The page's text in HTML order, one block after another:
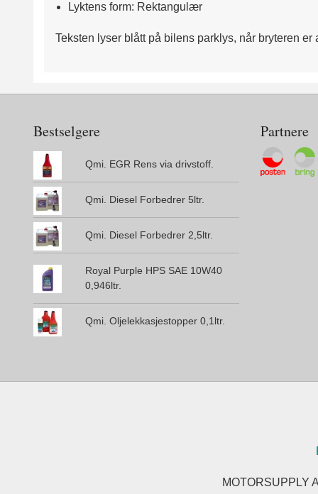
Lyktens form: Rektangulær
Teksten lyser blått på bilens parklys, når bryteren
Bestselgere
Qmi. EGR Rens via drivstoff.
Qmi. Diesel Forbedrer 5ltr.
Qmi. Diesel Forbedrer 2,5ltr.
Royal Purple HPS SAE 10W40
0,946ltr.
Qmi. Oljelekkasjestopper 0,1ltr.
Partnere
MOTORSUPPLY